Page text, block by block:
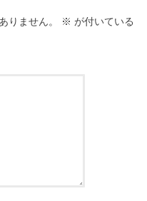
りません。 ※ が付いている